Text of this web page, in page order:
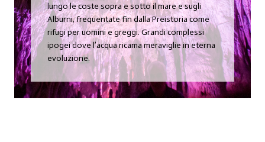
lungo le coste sopra e sotto il mare e sugli
Alburni, frequentate fin dalla Preistoria come
rifugi per uomini e greggi. Grandi complessi
ipogei dove l’acqua ricama meraviglie in eterna
evoluzione.